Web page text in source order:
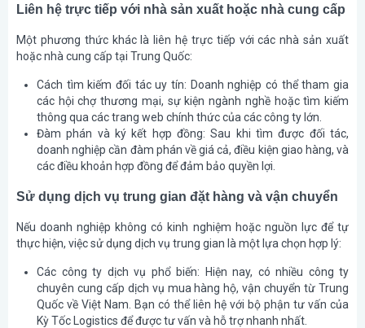
Liên hệ trực tiếp với nhà sản xuất hoặc nhà cung cấp
Một phương thức khác là liên hệ trực tiếp với các nhà sản xuất
hoặc nhà cung cấp tại Trung Quốc:
Cách tìm kiếm đối tác uy tín: Doanh nghiệp có thể tham gia
các hội chợ thương mại, sự kiện ngành nghề hoặc tìm kiếm
thông qua các trang web chính thức của các công ty lớn.
Đàm phán và ký kết hợp đồng: Sau khi tìm được đối tác,
doanh nghiệp cần đàm phán về giá cả, điều kiện giao hàng, và
các điều khoản hợp đồng để đảm bảo quyền lợi.
Sử dụng dịch vụ trung gian đặt hàng và vận chuyển
Nếu doanh nghiệp không có kinh nghiệm hoặc nguồn lực để tự
thực hiện, việc sử dụng dịch vụ trung gian là một lựa chọn hợp lý:
Các công ty dịch vụ phổ biến: Hiện nay, có nhiều công ty
chuyên cung cấp dịch vụ mua hàng hộ, vận chuyển từ Trung
Quốc về Việt Nam. Bạn có thể liên hệ với bộ phận tư vấn của
Kỳ Tốc Logistics để được tư vấn và hỗ trợ nhanh nhất.